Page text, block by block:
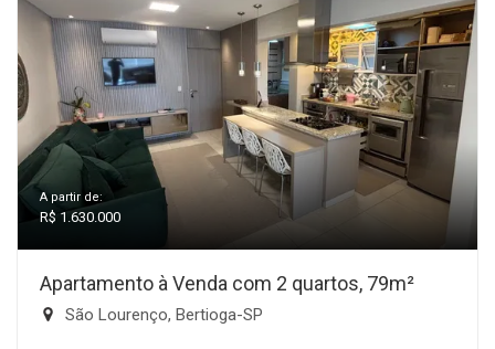
A partir de:
R$ 1.630.000
Apartamento à Venda com 2 quartos, 79m²
São Lourenço, Bertioga-SP